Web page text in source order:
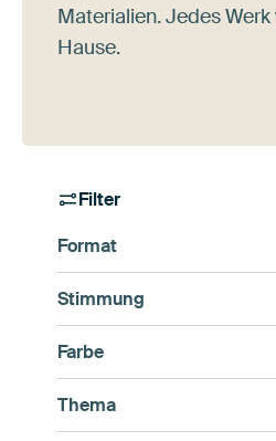
Materialien. Jedes
Hause.
Filter
Format
Stimmung
Farbe
Thema